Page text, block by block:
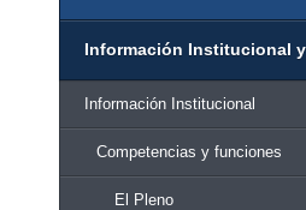
Información Institucional
Información Institucional
Competencias y funciones
El Pleno